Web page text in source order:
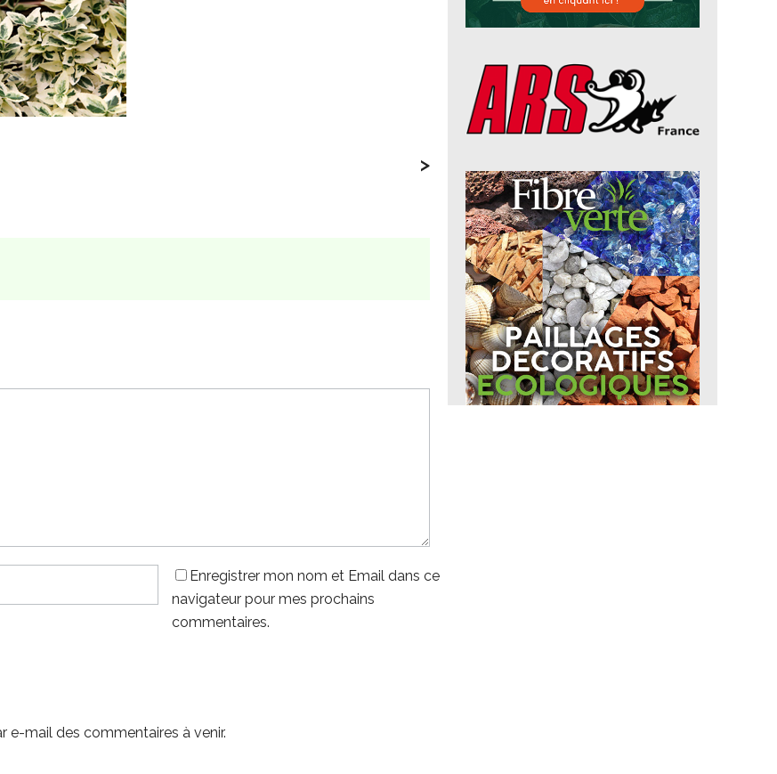
>
Enregistrer mon nom et Email dans ce
navigateur pour mes prochains
commentaires.
e-mail des commentaires à venir.